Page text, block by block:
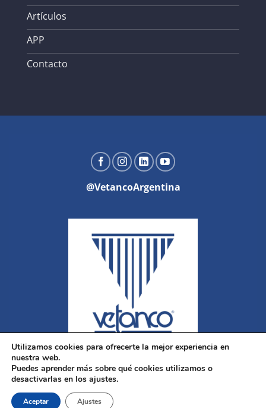
Artículos
APP
Contacto
@VetancoArgentina
Copyright 2026 ©
Utilizamos cookies para ofrecerte la mejor experiencia en
nuestra web.
Puedes aprender más sobre qué cookies utilizamos o
desactivarlas en los ajustes.
Aceptar Ajustes